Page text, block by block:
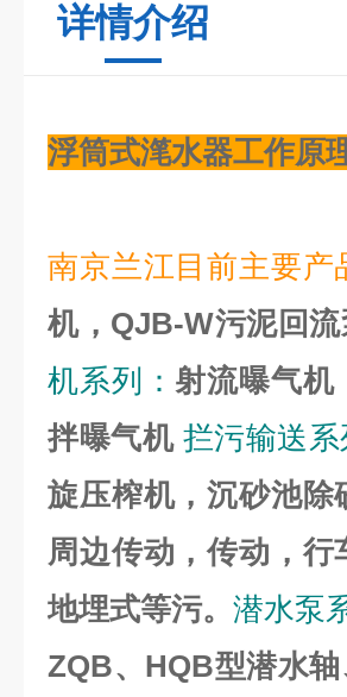
详情介绍
浮筒式滗水器工作原
南京兰江目前主要产
机，QJB-W污泥回
机系列：射流曝气机
拌曝气机 拦污输送
旋压榨机，沉砂池
周边传动，传动，
地埋式等污。 潜水泵
ZQB、HQB型潜水